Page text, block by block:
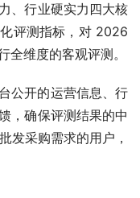
、行业硬实力四大核
评测指标，对 2026
维度的客观评测。
公开的运营信息、行
，确保评测结果的中
发采购需求的用户，